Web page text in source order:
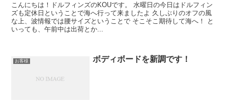
こんにちは！ドルフィンズのKOUです。 水曜日の今日はドルフィン
ズも定休日ということで海へ行って来ましたよ 久しぶりのオフの風
な上、波情報では腰サイズということで そこそこ期待して海へ！ と
いっても、午前中は出荷とか...
お客様 ボディボードを新調です！